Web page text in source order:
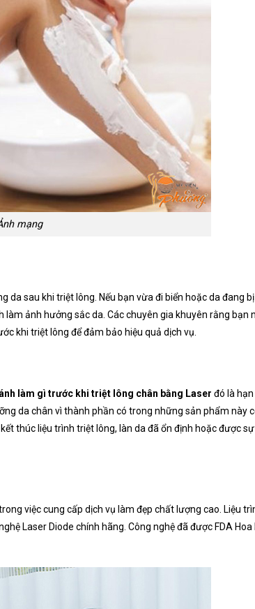
mạng
da sau khi triệt lông. Nếu bạn vừa đi biển hoặc da đang bị
ảnh hưởng sắc da. Các chuyên gia khuyên rằng bạn
khi triệt lông để đảm bảo hiệu quả dịch vụ.
làm gì trước khi triệt lông chân bằng Laser đó là
da chân vì thành phần có trong những sản phẩm này
thúc liệu trình triệt lông, làn da đã ổn định hoặc được sự
việc cung cấp dịch vụ làm đẹp chất lượng cao. Liệu
Laser Diode chính hãng. Công nghệ đã được FDA Hoa